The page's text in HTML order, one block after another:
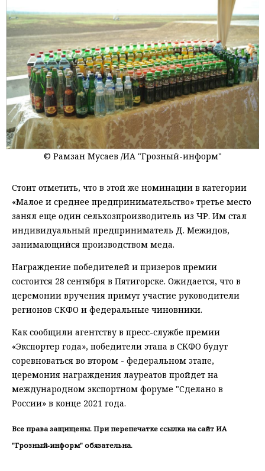
© Рамзан Мусаев /ИА "Грозный-информ"
Стоит отметить, что в этой же номинации в категории
«Малое и среднее предпринимательство» третье место
занял еще один сельхозпроизводитель из ЧР. Им стал
индивидуальный предприниматель Д. Межидов,
занимающийся производством меда.
Награждение победителей и призеров премии
состоится 28 сентября в Пятигорске. Ожидается, что в
церемонии вручения примут участие руководители
регионов СКФО и федеральные чиновники.
Как сообщили агентству в пресс-службе премии
«Экспортер года», победители этапа в СКФО будут
соревноваться во втором - федеральном этапе,
церемония награждения лауреатов пройдет на
международном экспортном форуме "Сделано в
России» в конце 2021 года.
Все права защищены. При перепечатке ссылка на сайт ИА
"Грозный-информ" обязательна.